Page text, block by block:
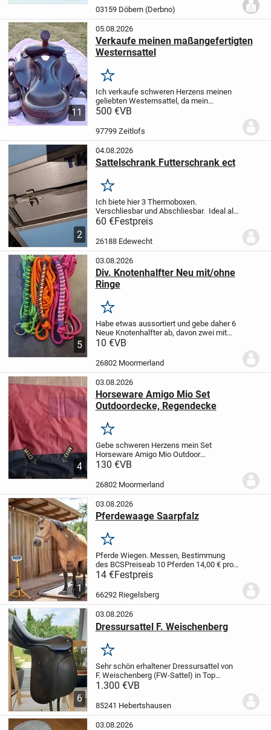
Mineralien und Spurenelementen.
03159 Döbern (Derbno)
11
05.08.2026
Verkaufe meinen maßangefertigten
Westernsattel
Merken
Ich verkaufe schweren Herzens meinen
geliebten Westernsattel, da mein
Haflinger inzwischen zu alt geworden ist
kann.Der Sattel ist maßangefertigt,
500 €VB
97799 Zeitlofs
2
04.08.2026
Sattelschrank Futterschrank ect
Merken
Ich biete hier 3 Thermoboxen.
Verschliesbar und Abschliesbar. Ideal als
Sattelschrank, Futterschrank, Umbau
zum Heubedampfer, Getränkekisten kühl
halten ect. Hält alles trocken und
60 €Festpreis
26188 Edewecht
5
03.08.2026
Div. Knotenhalfter Neu mit/ohne
Ringe
Merken
Habe etwas aussortiert und gebe daher 6
Neue Knotenhalfter ab, davon zwei mit
Ringen. Größe VB/WB. Diese lagen nicht
sind teils sogar noch verpackt.
10 €VB
26802 Moormerland
4
03.08.2026
Horseware Amigo Mio Set
Outdoordecke, Regendecke
Merken
Gebe schweren Herzens mein Set
Horseware Amigo Mio Outdoor
Regendecken ab.
gerne nochmal genau messen. Die ältere
130 €VB
26802 Moormerland
1
03.08.2026
Pferdewaage Saarpfalz
Merken
Pferde Wiegen. Messen, Bestimmung
des BCSPreiseab 10 Pferden 14,00 € pro
Pferd3 bis 9 Pferde 17,00 € pro Pferd
2 Pferde 20,00 € pro Pferd
14 €Festpreis
66292 Riegelsberg
6
03.08.2026
Dressursattel F. Weischenberg
Merken
Sehr schön erhaltener Dressursattel von
F. Weischenberg (FW-Sattel) in Top
Zustand. Der Sattel wurde 1 1/2 Jahre
zeigen auch die Fotos. Sitzfläche 17"
und...
1.300 €VB
85241 Hebertshausen
03.08.2026